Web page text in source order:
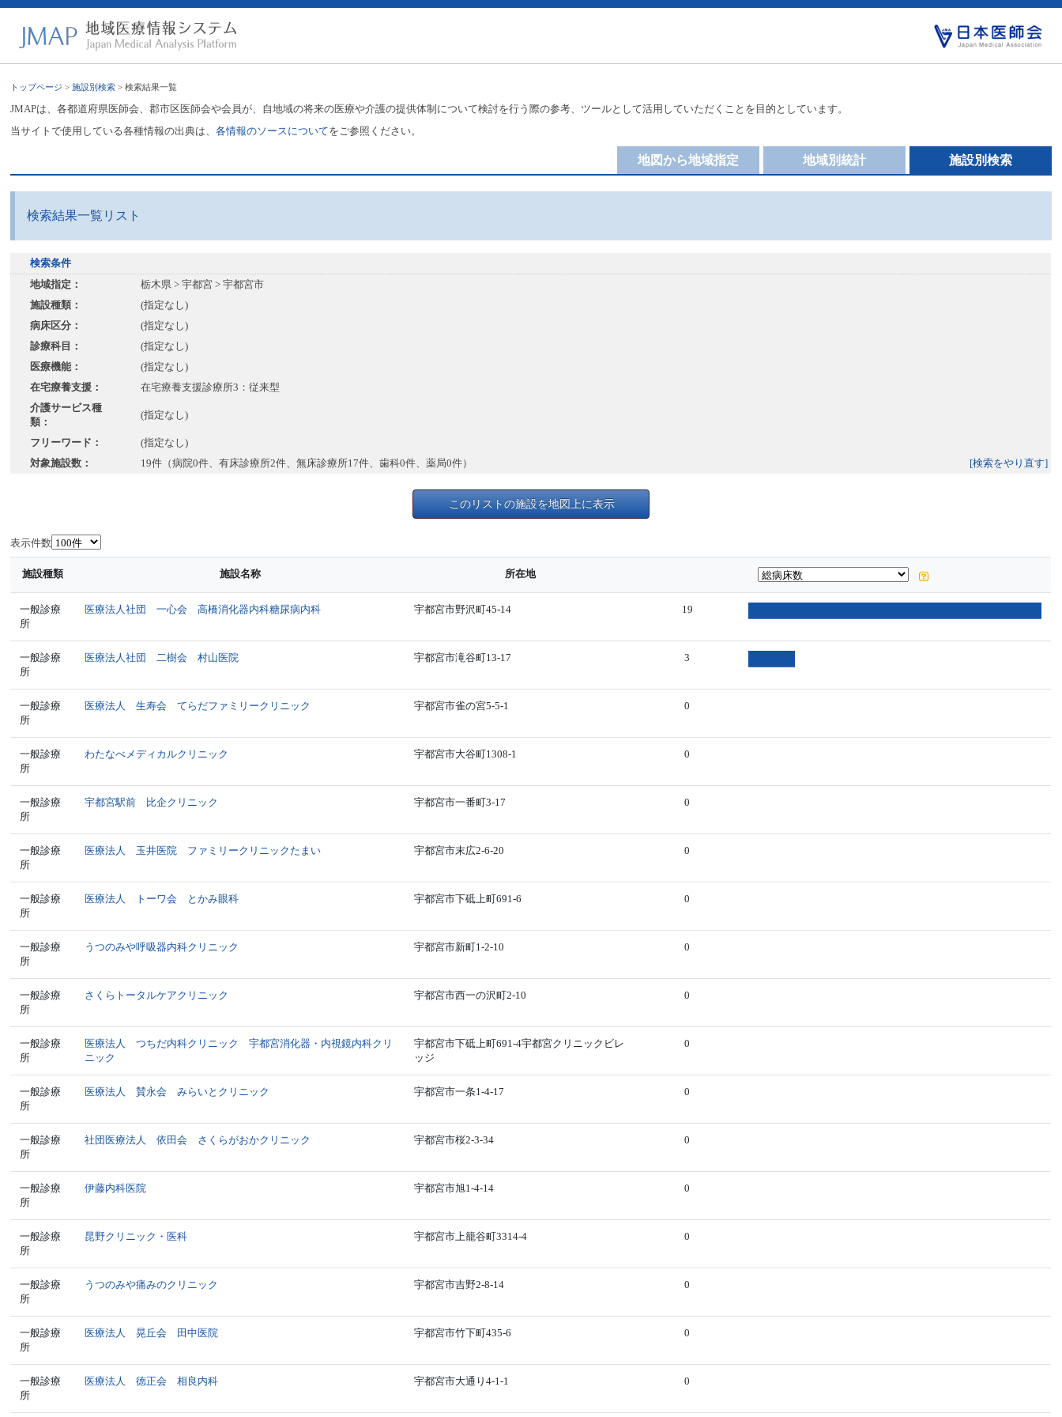
トップページ >施設別検索 > 検索結果一覧
JMAPは、各都道府県医師会、郡市区医師会や会員が、自地域の将来の医療や介護の提供体制について検討を行う際の参考、ツールとして活用していただくことを目的としています。
当サイトで使用している各種情報の出典は、各情報のソースについてをご参照ください。
施設別検索
地域別統計
地図から地域指定
検索結果一覧リスト
検索条件
地域指定：
栃木県 > 宇都宮 > 宇都宮市
施設種類：
(指定なし)
病床区分：
(指定なし)
診療科目：
(指定なし)
医療機能：
(指定なし)
在宅療養支援：
在宅療養支援診療所3：従来型
介護サービス種
類：
(指定なし)
フリーワード：
(指定なし)
対象施設数：
19件（病院0件、有床診療所2件、無床診療所17件、歯科0件、薬局0件） [検索をやり直す]
このリストの施設を地図上に表示
表示件数
施設種類 施設名称 所在地
一般診療
所
医療法人社団 一心会 高橋消化器内科糖尿病内科 宇都宮市野沢町45-14 19
一般診療
所
医療法人社団 二樹会 村山医院 宇都宮市滝谷町13-17 3
一般診療
所
医療法人 生寿会 てらだファミリークリニック 宇都宮市雀の宮5-5-1 0
一般診療
所
わたなべメディカルクリニック 宇都宮市大谷町1308-1 0
一般診療
所
宇都宮駅前 比企クリニック 宇都宮市一番町3-17 0
一般診療
所
医療法人 玉井医院 ファミリークリニックたまい 宇都宮市末広2-6-20 0
一般診療
所
医療法人 トーワ会 とかみ眼科 宇都宮市下砥上町691-6 0
一般診療
所
うつのみや呼吸器内科クリニック 宇都宮市新町1-2-10 0
一般診療
所
さくらトータルケアクリニック 宇都宮市西一の沢町2-10 0
一般診療
所
医療法人 つちだ内科クリニック 宇都宮消化器・内視鏡内科クリ
ニック
宇都宮市下砥上町691-4宇都宮クリニックビレ
ッジ
0
一般診療
所
医療法人 賛永会 みらいとクリニック 宇都宮市一条1-4-17 0
一般診療
所
社団医療法人 依田会 さくらがおかクリニック 宇都宮市桜2-3-34 0
一般診療
所
伊藤内科医院 宇都宮市旭1-4-14 0
一般診療
所
昆野クリニック・医科 宇都宮市上籠谷町3314-4 0
一般診療
所
うつのみや痛みのクリニック 宇都宮市吉野2-8-14 0
一般診療
所
医療法人 晃丘会 田中医院 宇都宮市竹下町435-6 0
一般診療
所
医療法人 徳正会 相良内科 宇都宮市大通り4-1-1 0